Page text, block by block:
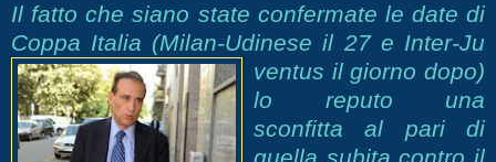
Il fatto che siano state confermate le date di
Coppa Italia (Milan-Udinese il 27 e Inter-Ju
ventus il giorno dopo)
lo reputo una
sconfitta al pari di